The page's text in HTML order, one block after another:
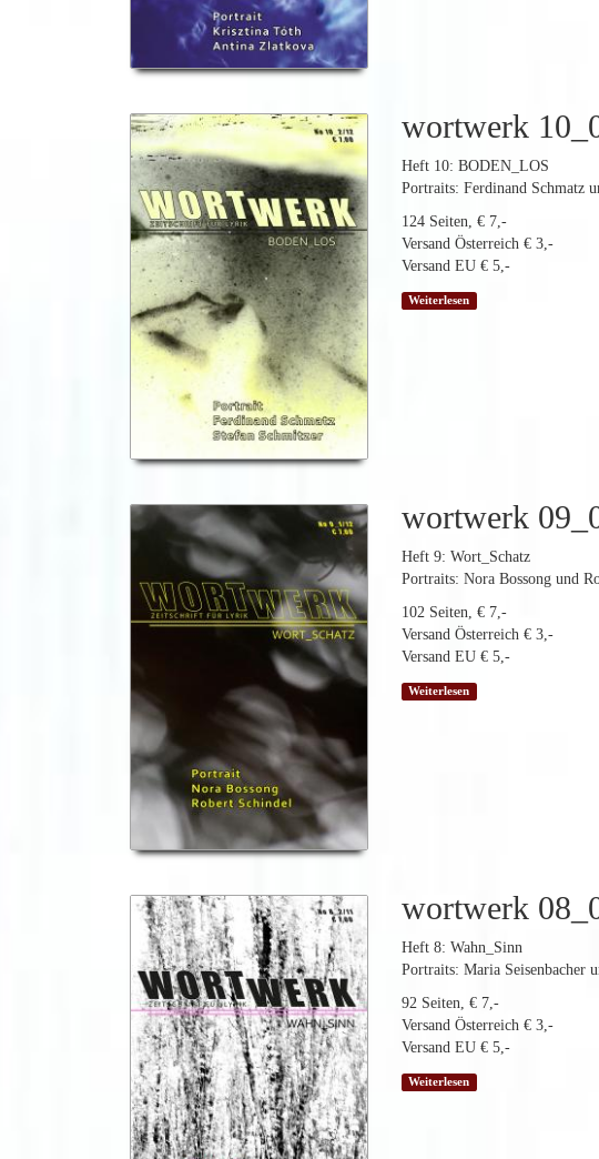
wortwerk
Heft 10: BODEN_LOS
Portraits: Ferdinand Schmatz
124 Seiten, € 7,-
Versand Österreich € 3,-
Versand EU € 5,-
Weiterlesen
wortwerk
Heft 9: Wort_Schatz
Portraits: Nora Bossong und
102 Seiten, € 7,-
Versand Österreich € 3,-
Versand EU € 5,-
Weiterlesen
wortwerk
Heft 8: Wahn_Sinn
Portraits: Maria Seisenbacher
92 Seiten, € 7,-
Versand Österreich € 3,-
Versand EU € 5,-
Weiterlesen